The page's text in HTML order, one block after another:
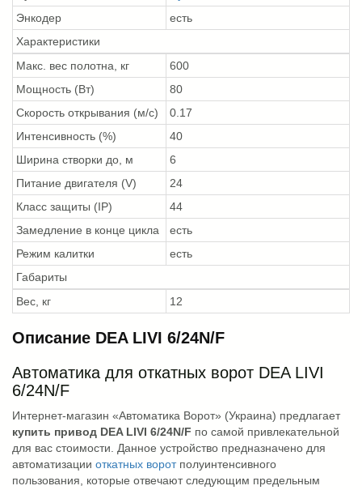
Энкодер
есть
Характеристики
Макс. вес полотна, кг
600
Мощность (Вт)
80
Скорость открывания (м/с)
0.17
Интенсивность (%)
40
Ширина створки до, м
6
Питание двигателя (V)
24
Класс защиты (IP)
44
Замедление в конце цикла
есть
Режим калитки
есть
Габариты
Вес, кг
12
Описание DEA LIVI 6/24N/F
Автоматика для откатных ворот DEA LIVI
6/24N/F
Интернет-магазин «Автоматика Ворот» (Украина) предлагает
купить привод DEA LIVI 6/24N/F по самой привлекательной
для вас стоимости. Данное устройство предназначено для
автоматизации откатных воротполуинтенсивного
пользования, которые отвечают следующим предельным